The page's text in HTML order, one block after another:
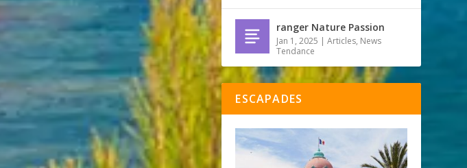
ranger Nature Passion
Jan 1, 2025 |Articles, News
Tendance
ESCAPADES